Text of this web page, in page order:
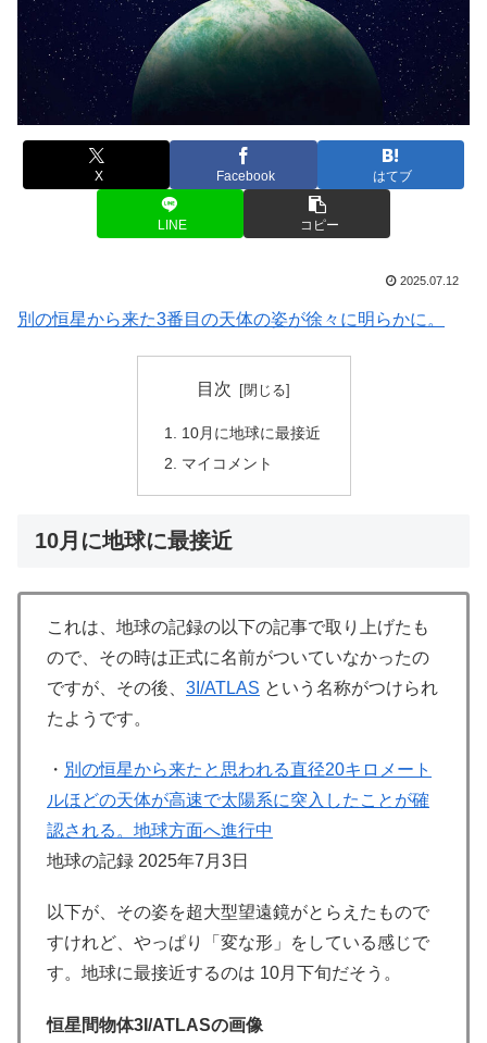
X Facebook はてブ
LINE コピー
2025.07.12
別の恒星から来た3番目の天体の姿が徐々に明らかに。
目次
10月に地球に最接近
マイコメント
10月に地球に最接近
これは、地球の記録の以下の記事で取り上げたも
ので、その時は正式に名前がついていなかったの
ですが、その後、 3I/ATLAS という名称がつけられ
たようです。
・ 別の恒星から来たと思われる直径20キロメート
ルほどの天体が高速で太陽系に突入したことが確
認される。地球方面へ進行中
地球の記録 2025年7月3日
以下が、その姿を超大型望遠鏡がとらえたもので
すけれど、やっぱり「変な形」をしている感じで
す。地球に最接近するのは 10月下旬だそう。
恒星間物体3I/ATLASの画像